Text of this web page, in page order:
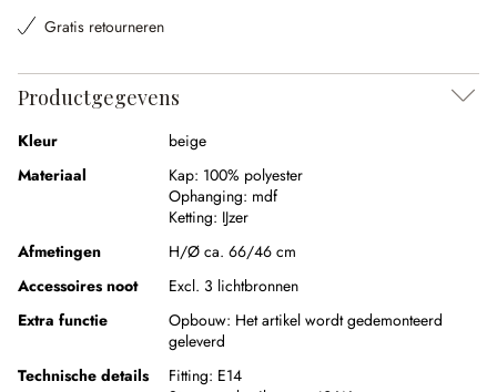
Gratis retourneren
Productgegevens
Kleur
beige
Materiaal
Kap: 100% polyester
Ophanging: mdf
Ketting: IJzer
Afmetingen
H/Ø ca. 66/46 cm
Accessoires noot
Excl. 3 lichtbronnen
Extra functie
Opbouw: Het artikel wordt gedemonteerd
geleverd
Technische details
Fitting: E14